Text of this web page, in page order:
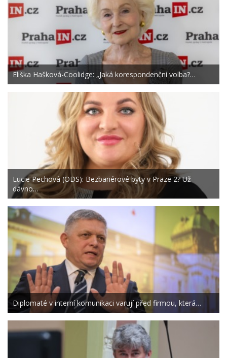
Eliška Hašková-Coolidge: „Jaká korespondenční volba?…
Lucie Pechová (ODS): Bezbariérové byty v Praze 2? Už
dávno…
Diplomaté v interní komunikaci varují před firmou, která…